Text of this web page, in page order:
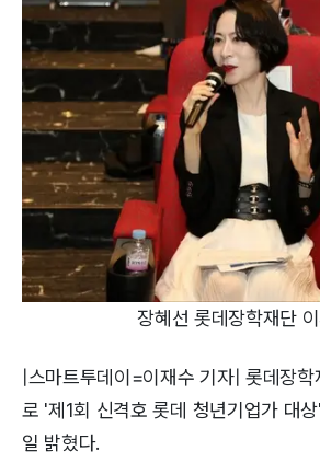
장혜선 롯데장학재단
|스마트투데이=이재수 기자| 롯데장학
로 '제1회 신격호 롯데 청년기업가 대
일 밝혔다.